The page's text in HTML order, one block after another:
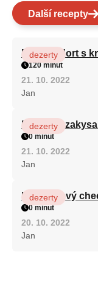
Další recepty
Patrový dort s
dezerty
120 minut
21. 10. 2022
Jan
Fánky ze
dezerty
0 minut
21. 10. 2022
Jan
Karamelový
dezerty
0 minut
20. 10. 2022
Jan